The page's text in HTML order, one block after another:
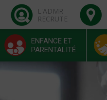
L'ADMR
RECRUTE
ENFANCE ET
PARENTALITÉ